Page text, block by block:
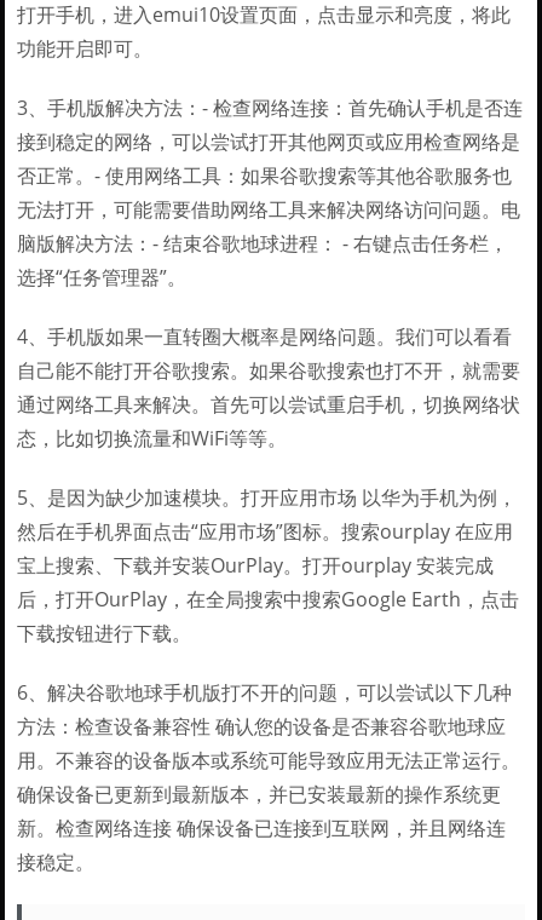
打开手机，进入emui10设置页面，点击显示和亮度，将此
功能开启即可。
3、手机版解决方法：- 检查网络连接：首先确认手机是否连
接到稳定的网络，可以尝试打开其他网页或应用检查网络是
否正常。- 使用网络工具：如果谷歌搜索等其他谷歌服务也
无法打开，可能需要借助网络工具来解决网络访问问题。电
脑版解决方法：- 结束谷歌地球进程： - 右键点击任务栏，
选择“任务管理器”。
4、手机版如果一直转圈大概率是网络问题。我们可以看看
自己能不能打开谷歌搜索。如果谷歌搜索也打不开，就需要
通过网络工具来解决。首先可以尝试重启手机，切换网络状
态，比如切换流量和WiFi等等。
5、是因为缺少加速模块。打开应用市场 以华为手机为例，
然后在手机界面点击“应用市场”图标。搜索ourplay 在应用
宝上搜索、下载并安装OurPlay。打开ourplay 安装完成
后，打开OurPlay，在全局搜索中搜索Google Earth，点击
下载按钮进行下载。
6、解决谷歌地球手机版打不开的问题，可以尝试以下几种
方法：检查设备兼容性 确认您的设备是否兼容谷歌地球应
用。不兼容的设备版本或系统可能导致应用无法正常运行。
确保设备已更新到最新版本，并已安装最新的操作系统更
新。检查网络连接 确保设备已连接到互联网，并且网络连
接稳定。